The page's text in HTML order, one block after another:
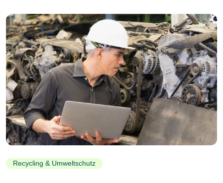
Recycling & Umweltschutz